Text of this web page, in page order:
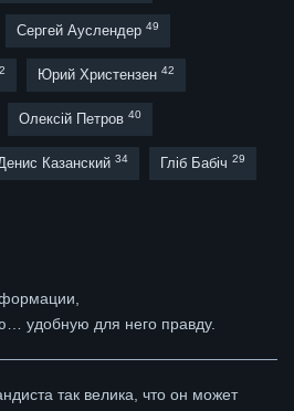
Сергей Ауслендер 49
Юрий Христензен 42
Олексій Петров 40
Казанский 34 Гліб Бабіч 29
удобную для него правду.
так велика, что он может